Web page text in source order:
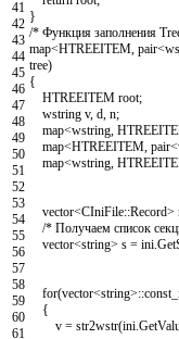
41
42
43
44
45
46
47
48
49
50
51
52
53
54
55
56
57
58
59
60
61
}
/* Функция заполнения
map<HTREEITEM pair<
tree)
{
HTREEITEM root;
wstring v, d n;
map<wstring
map<HTREEITEM pair<
map<wstring
vector<CIniFile::Record>
/* Получаем список
vector<string> s = ini
for(vector<string>::
{
v = str2wstr(ini